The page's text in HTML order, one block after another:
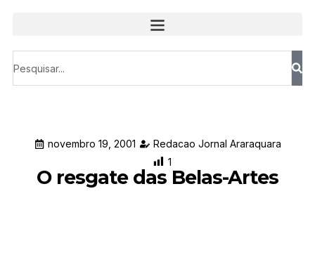
novembro 19, 2001
Redacao Jornal Araraquara
1
O resgate das Belas-Artes